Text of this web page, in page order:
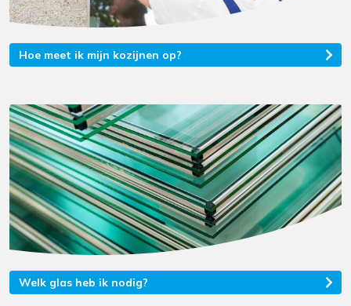
Hoe meet ik mijn kozijnen op?
Welk glas heb ik nodig?